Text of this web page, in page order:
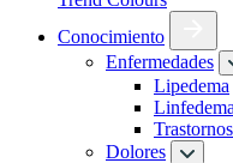
Conocimiento
Enfermedades
Lipedema
Linfedema
Dolores